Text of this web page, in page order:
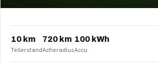
10 km
Tellerstand
720 km
Actieradius
100 kWh
Accu